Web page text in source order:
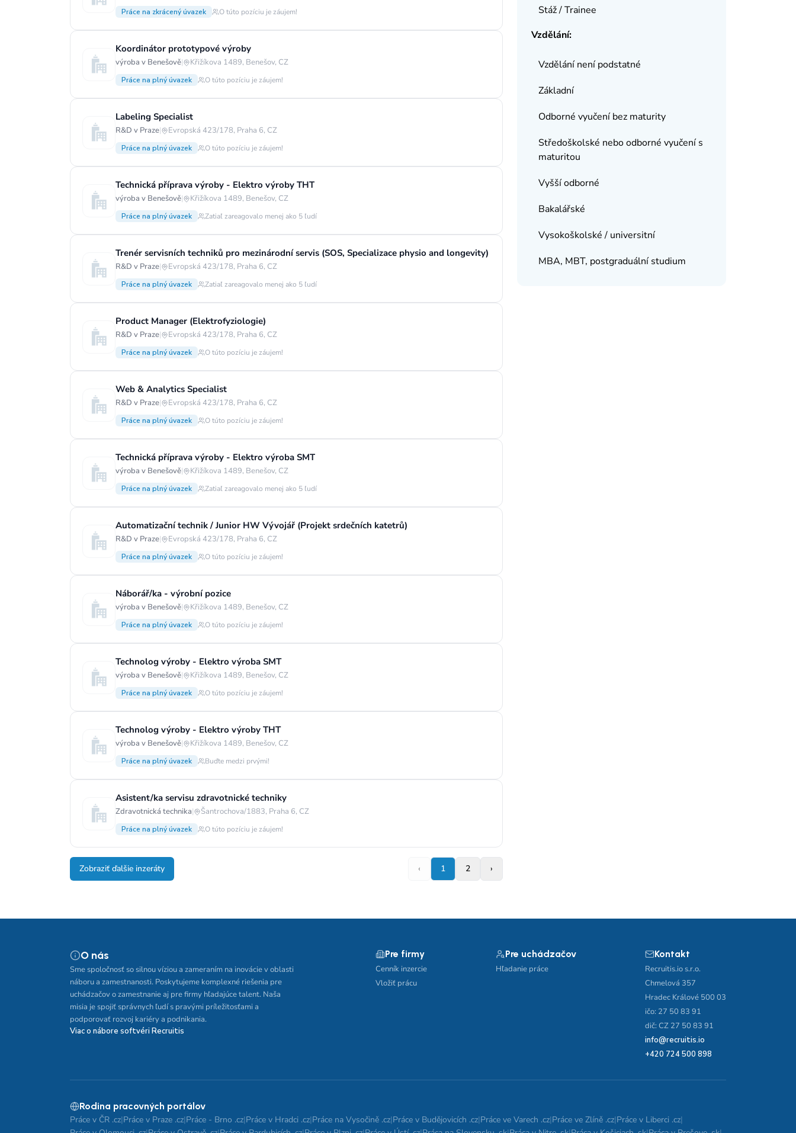
Práce na zkrácený úvazek O túto pozíciu je záujem!
Koordinátor prototypové výroby
výroba v Benešově| Křižíkova 1489, Benešov, CZ
Práce na plný úvazek O túto pozíciu je záujem!
Labeling Specialist
R&D v Praze| Evropská 423/178, Praha 6, CZ
Práce na plný úvazek O túto pozíciu je záujem!
Technická příprava výroby - Elektro výroby THT
výroba v Benešově| Křižíkova 1489, Benešov, CZ
Práce na plný úvazek Zatiaľ zareagovalo menej ako 5 ľudí
Trenér servisních techniků pro mezinárodní servis (SOS, Specializace physio and longevity)
R&D v Praze| Evropská 423/178, Praha 6, CZ
Práce na plný úvazek Zatiaľ zareagovalo menej ako 5 ľudí
Product Manager (Elektrofyziologie)
R&D v Praze| Evropská 423/178, Praha 6, CZ
Práce na plný úvazek O túto pozíciu je záujem!
Web & Analytics Specialist
R&D v Praze| Evropská 423/178, Praha 6, CZ
Práce na plný úvazek O túto pozíciu je záujem!
Technická příprava výroby - Elektro výroba SMT
výroba v Benešově| Křižíkova 1489, Benešov, CZ
Práce na plný úvazek Zatiaľ zareagovalo menej ako 5 ľudí
Automatizační technik / Junior HW Vývojář (Projekt srdečních katetrů)
R&D v Praze| Evropská 423/178, Praha 6, CZ
Práce na plný úvazek O túto pozíciu je záujem!
Náborář/ka - výrobní pozice
výroba v Benešově| Křižíkova 1489, Benešov, CZ
Práce na plný úvazek O túto pozíciu je záujem!
Technolog výroby - Elektro výroba SMT
výroba v Benešově| Křižíkova 1489, Benešov, CZ
Práce na plný úvazek O túto pozíciu je záujem!
Technolog výroby - Elektro výroby THT
výroba v Benešově| Křižíkova 1489, Benešov, CZ
Práce na plný úvazek Buďte medzi prvými!
Asistent/ka servisu zdravotnické techniky
Zdravotnická technika| Šantrochova/1883, Praha 6, CZ
Práce na plný úvazek O túto pozíciu je záujem!
Zobraziť ďalšie inzeráty ‹ 1 2 ›
Stáž / Trainee
Vzdělání:
Vzdělání není podstatné
Základní
Odborné vyučení bez maturity
Středoškolské nebo odborné vyučení s
maturitou
Vyšší odborné
Bakalářské
Vysokoškolské / universitní
MBA, MBT, postgraduální studium
O nás
Sme spoločnosť so silnou víziou a zameraním na inovácie v oblasti
náboru a zamestnanosti. Poskytujeme komplexné riešenia pre
uchádzačov o zamestnanie aj pre firmy hľadajúce talent. Naša
misia je spojiť správnych ľudí s pravými príležitosťami a
podporovať rozvoj kariéry a podnikania.
Viac o nábore softvéri Recruitis
Pre firmy
Cenník inzercie
Vložiť prácu
Pre uchádzačov
Hľadanie práce
Kontakt
Recruitis.io s.r.o.
Chmelová 357
Hradec Králové 500 03
ičo: 27 50 83 91
dič: CZ 27 50 83 91
info@recruitis.io
+420 724 500 898
Rodina pracovných portálov
Práce v ČR .cz|Práce v Praze .cz|Práce - Brno .cz|Práce v Hradci .cz|Práce na Vysočině .cz|Práce v Budějovicích .cz|Práce ve Varech .cz|Práce ve Zlíně .cz|Práce v Liberci .cz|